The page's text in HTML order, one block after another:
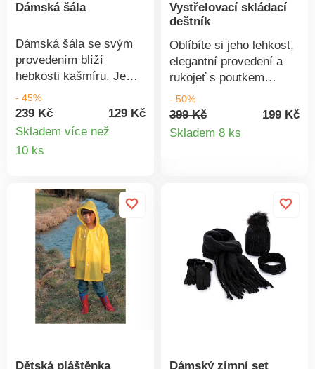
Dámská šála
Dámská šála se svým
provedením blíží
hebkosti kašmíru. Je
vysoce hřejivá a
příjemná na
nošení.Materiál: 100%
šálaJemná a
- 45%
239 Kč
129 Kč
Skladem více než
10 ks
Vystřelovací skládací
deštník
Oblíbíte si jeho lehkost,
elegantní provedení a
rukojeť s poutkem
skvěle padnoucí do
ruky. Průměr otevřeného
deštníku: 98 cm.
- 50%
399 Kč
199 Kč
Skladem 8 ks
Dětská pláštěnka
Dámský zimní set